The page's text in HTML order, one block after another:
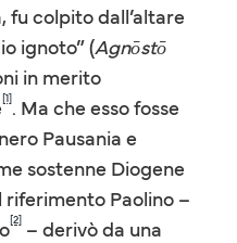
fu colpito dall’altare
ignoto” (Agnōstō
in merito
[1]. Ma che esso fosse
Pausania e
sostenne Diogene
riferimento Paolino –
[2] – derivò da una